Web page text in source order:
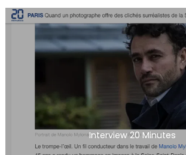
Interview 20 Minutes